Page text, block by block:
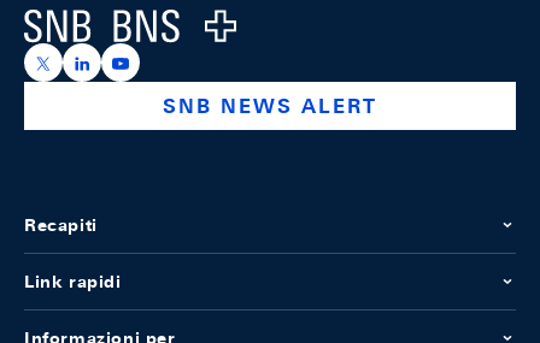
Logo
https://x.com/snb_bns
https://ch.linkedin.com/company/swiss-national-
https://www.youtube.com/@swissnationalbank
SNB NEWS ALERT
Recapiti
Link rapidi
Informazioni per